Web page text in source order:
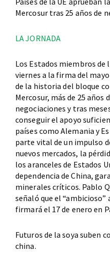
Mercosur tras 25 años de
LA JORNADA
Los Estados miembros de
viernes a la firma del
de la historia del bloque
Mercosur, más de 25 años
negociaciones y tras
conseguir el apoyo
países como Alemania y
parte vital de un impulso
nuevos mercados, la
los aranceles de Estados
dependencia de China,
minerales críticos. Pablo
señaló que el “ambicioso”
firmará el 17 de enero en
Futuros de la soya suben
china.